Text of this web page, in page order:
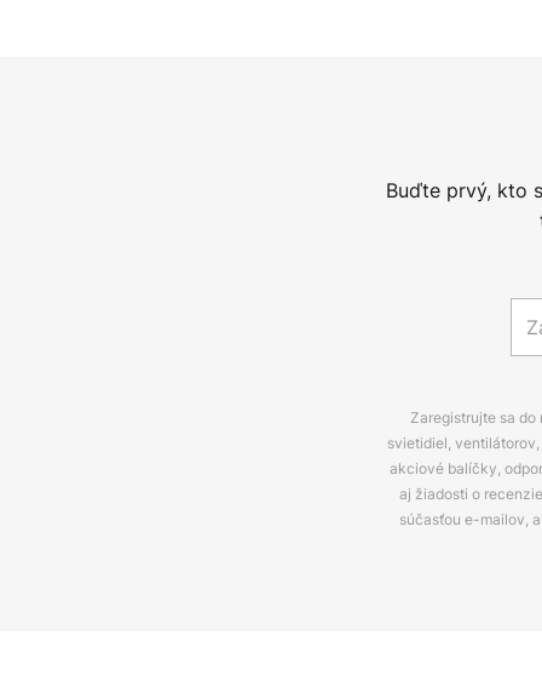
Buďte prvý, kto
Zaregistrujte sa
svietidiel,
akciové balíčky,
aj žiadosti o
súčasťou e-mailov,